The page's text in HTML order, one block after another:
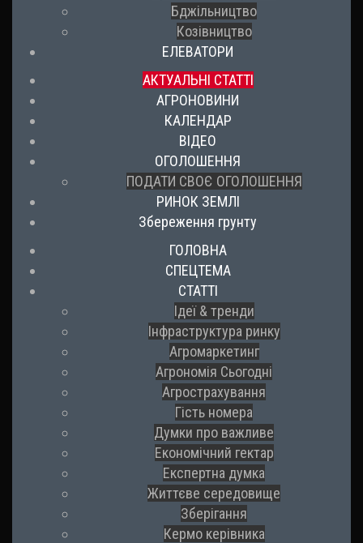
Бджільництво
Козівництво
ЕЛЕВАТОРИ
АКТУАЛЬНІ СТАТТІ
АГРОНОВИНИ
КАЛЕНДАР
ВІДЕО
ОГОЛОШЕННЯ
ПОДАТИ СВОЄ ОГОЛОШЕННЯ
РИНОК ЗЕМЛІ
Збереження грунту
ГОЛОВНА
СПЕЦТЕМА
СТАТТІ
Ідеї & тренди
Інфраструктура ринку
Агромаркетинг
Агрономія Сьогодні
Агрострахування
Гість номера
Думки про важливе
Економічний гектар
Експертна думка
Життєве середовище
Зберігання
Кермо керівника